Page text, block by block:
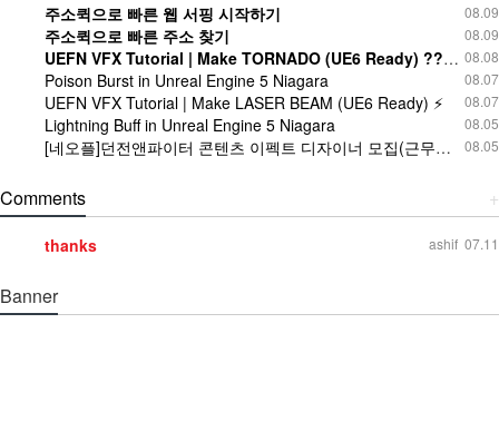
08.09
주소퀵으로 빠른 웹 서핑 시작하기
08.09
주소퀵으로 빠른 주소 찾기
08.08
UEFN VFX Tutorial | Make TORNADO (UE6 Ready) ????️
08.07
Poison Burst in Unreal Engine 5 Niagara
08.07
UEFN VFX Tutorial | Make LASER BEAM (UE6 Ready) ⚡
08.05
Lightning Buff in Unreal Engine 5 Niagara
08.05
[네오플]던전앤파이터 콘텐츠 이펙트 디자이너 모집(근무지 : 제주)
+
Comments
ashif 07.11
thanks
Banner